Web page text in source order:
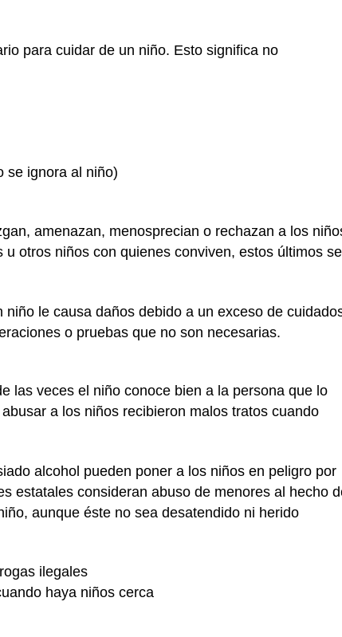
para cuidar de un niño. Esto significa no
se ignora al niño)
amenazan, menosprecian o rechazan a los
otros niños con quienes conviven, estos últimos se
le causa daños debido a un exceso de
o pruebas que no son necesarias.
las veces el niño conoce bien a la persona que lo
a los niños recibieron malos tratos cuando
alcohol pueden poner a los niños en peligro por
estatales consideran abuso de menores al hecho
aunque éste no sea desatendido ni herido
ilegales
haya niños cerca